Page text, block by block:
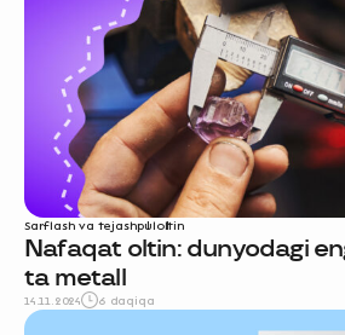
Sarflash va tejashpuloltin
Nafaqat oltin: dunyodagi
ta metall
14.11.2024 6 daqiqa